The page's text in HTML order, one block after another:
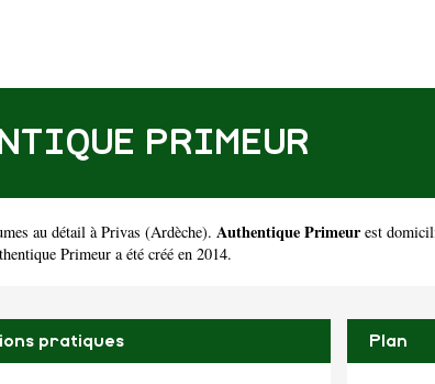
PRIMEUR
au détail à Privas (Ardèche). Authentique Primeurest
Primeur a été créé en 2014.
pratiques Plan